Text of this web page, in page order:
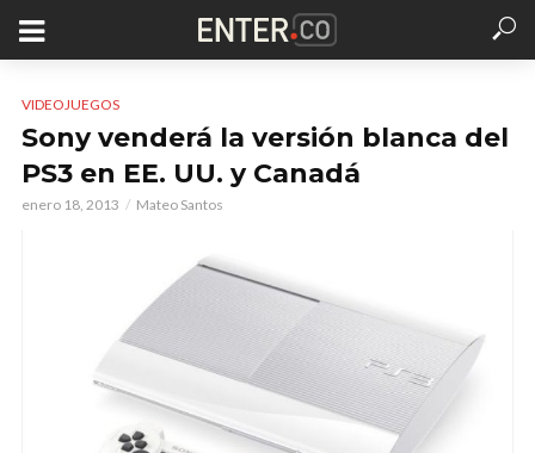
VIDEOJUEGOS
Sony venderá la versión blanca del
PS3 en EE. UU. y Canadá
enero 18, 2013 Mateo Santos